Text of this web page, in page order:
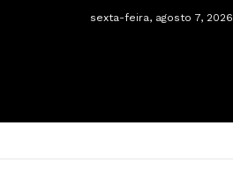
sexta-feira, agosto 7, 2026